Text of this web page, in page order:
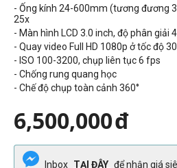
- Ống kính 24-600mm (tương đương
25x
- Màn hình LCD 3.0 inch, độ phân giải
- Quay video Full HD 1080p ở tốc độ
- ISO 100-3200, chụp liên tục 6 fps
- Chống rung quang học
- Chế độ chụp toàn cảnh 360°
6,500,000đ
Inbox TẠI ĐÂY để nhận giá